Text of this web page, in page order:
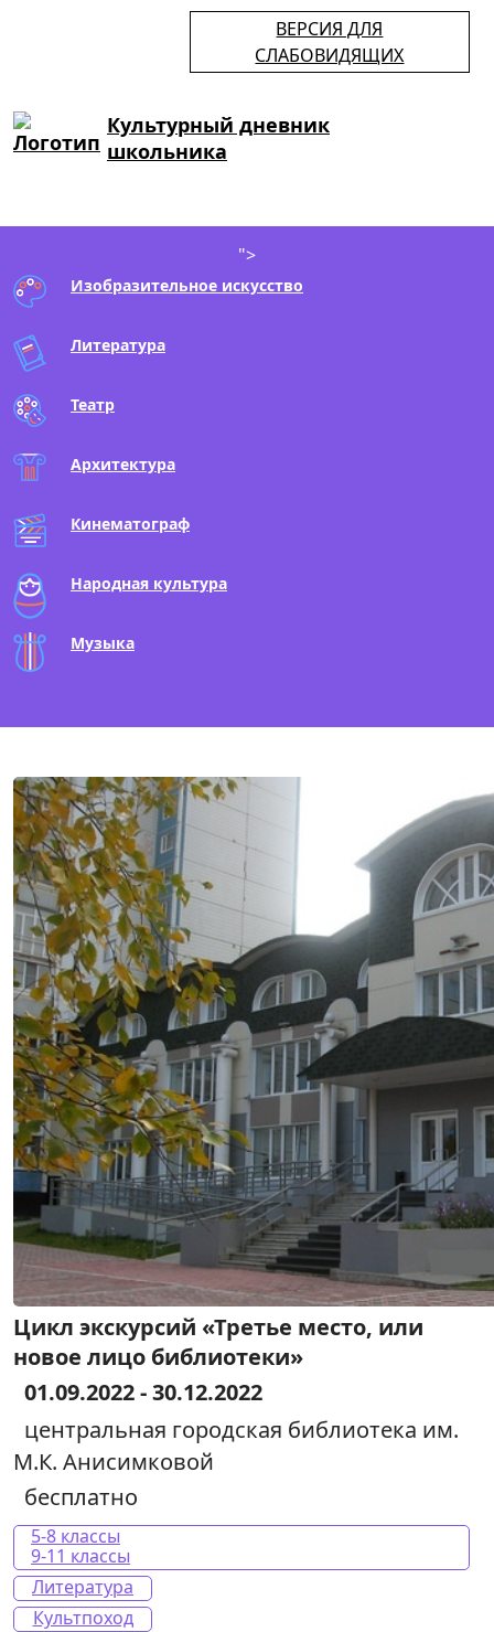
ВЕРСИЯ ДЛЯ
СЛАБОВИДЯЩИХ
Культурный дневник
школьника
">
Изобразительное искусство
Литература
Театр
Архитектура
Кинематограф
Народная культура
Музыка
Цикл экскурсий «Третье место, или
новое лицо библиотеки»
01.09.2022 - 30.12.2022
центральная городская библиотека им.
М.К. Анисимковой
бесплатно
5-8 классы
9-11 классы
Литература
Культпоход